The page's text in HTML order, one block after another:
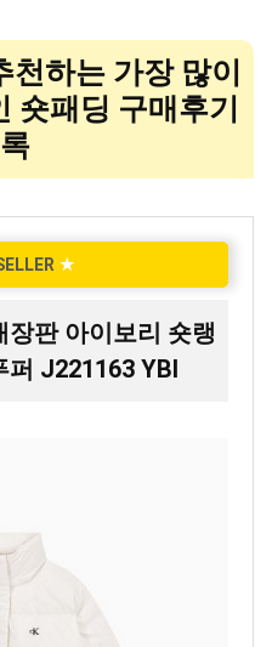
하는 가장 많이
숏패딩 구매후기
★
판 아이보리 숏랭
퍼 J221163 YBI